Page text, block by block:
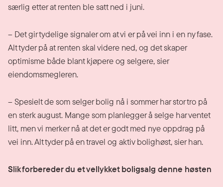
særlig etter at renten ble satt ned i juni.
– Det gir tydelige signaler om at vi er på vei inn i en ny fase.
Alt tyder på at renten skal videre ned, og det skaper
optimisme både blant kjøpere og selgere, sier
eiendomsmegleren.
– Spesielt de som selger bolig nå i sommer har stor tro på
en sterk august. Mange som planlegger å selge har ventet
litt, men vi merker nå at det er godt med nye oppdrag på
vei inn. Alt tyder på en travel og aktiv bolighøst, sier han.
Slik forbereder du et vellykket boligsalg denne høsten